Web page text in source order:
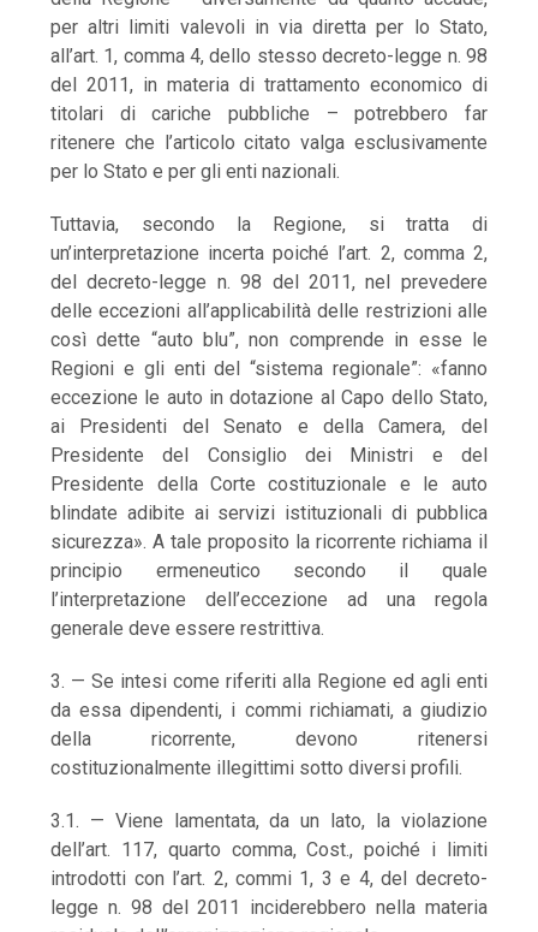
per altri limiti valevoli in via diretta per lo Stato,
all’art. 1, comma 4, dello stesso decreto-legge n. 98
del 2011, in materia di trattamento economico di
titolari di cariche pubbliche – potrebbero far
ritenere che l’articolo citato valga esclusivamente
per lo Stato e per gli enti nazionali.
Tuttavia, secondo la Regione, si tratta di
un’interpretazione incerta poiché l’art. 2, comma 2,
del decreto-legge n. 98 del 2011, nel prevedere
delle eccezioni all’applicabilità delle restrizioni alle
così dette “auto blu”, non comprende in esse le
Regioni e gli enti del “sistema regionale”: «fanno
eccezione le auto in dotazione al Capo dello Stato,
ai Presidenti del Senato e della Camera, del
Presidente del Consiglio dei Ministri e del
Presidente della Corte costituzionale e le auto
blindate adibite ai servizi istituzionali di pubblica
sicurezza». A tale proposito la ricorrente richiama il
principio ermeneutico secondo il quale
l’interpretazione dell’eccezione ad una regola
generale deve essere restrittiva.
3. — Se intesi come riferiti alla Regione ed agli enti
da essa dipendenti, i commi richiamati, a giudizio
della ricorrente, devono ritenersi
costituzionalmente illegittimi sotto diversi profili.
3.1. — Viene lamentata, da un lato, la violazione
dell’art. 117, quarto comma, Cost., poiché i limiti
introdotti con l’art. 2, commi 1, 3 e 4, del decreto-
legge n. 98 del 2011 inciderebbero nella materia